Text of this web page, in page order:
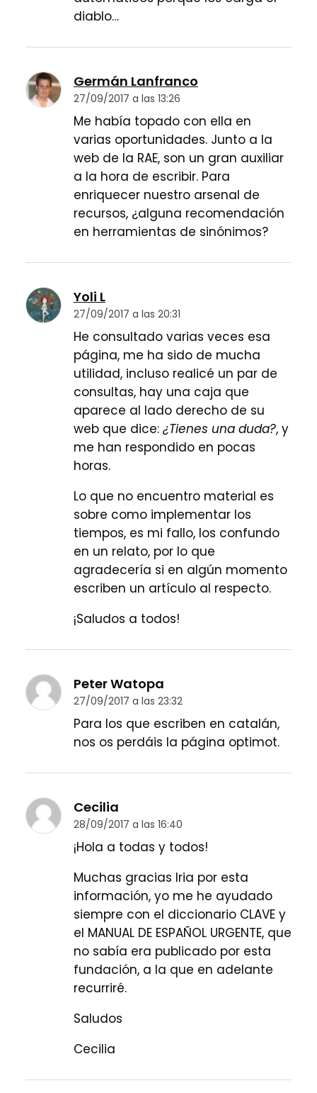
diablo…
Germán Lanfranco
27/09/2017 a las 13:26
Me había topado con ella en
varias oportunidades. Junto a la
web de la RAE, son un gran auxiliar
a la hora de escribir. Para
enriquecer nuestro arsenal de
recursos, ¿alguna recomendación
en herramientas de sinónimos?
Yoli L
27/09/2017 a las 20:31
He consultado varias veces esa
página, me ha sido de mucha
utilidad, incluso realicé un par de
consultas, hay una caja que
aparece al lado derecho de su
web que dice: ¿Tienes una duda?, y
me han respondido en pocas
horas.
Lo que no encuentro material es
sobre como implementar los
tiempos, es mi fallo, los confundo
en un relato, por lo que
agradecería si en algún momento
escriben un artículo al respecto.
¡Saludos a todos!
Peter Watopa
27/09/2017 a las 23:32
Para los que escriben en catalán,
nos os perdáis la página optimot.
Cecilia
28/09/2017 a las 16:40
¡Hola a todas y todos!
Muchas gracias Iria por esta
información, yo me he ayudado
siempre con el diccionario CLAVE y
el MANUAL DE ESPAÑOL URGENTE, que
no sabía era publicado por esta
fundación, a la que en adelante
recurriré.
Saludos
Cecilia